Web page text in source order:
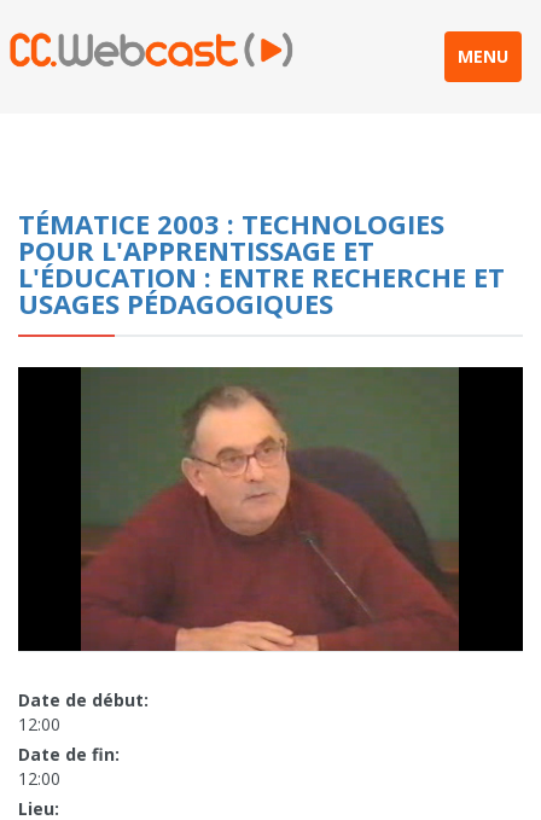
MENU
TÉMATICE 2003 : TECHNOLOGIES
POUR L'APPRENTISSAGE ET
L'ÉDUCATION : ENTRE RECHERCHE ET
USAGES PÉDAGOGIQUES
Date de début:
12:00
Date de fin:
12:00
Lieu: